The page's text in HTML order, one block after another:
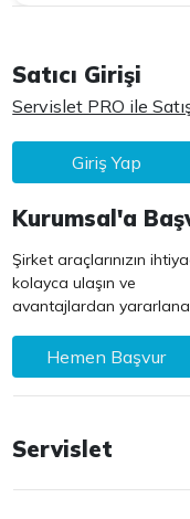
Satıcı Girişi
Servislet PRO ile
Giriş Yap
Kurumsal'a
Şirket araçlarınızın
kolayca ulaşın ve
avantajlardan
Hemen Başvur
Servislet